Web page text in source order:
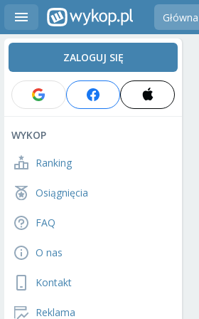
Główna
ZALOGUJ SIĘ
WYKOP
Ranking
Osiągnięcia
FAQ
O nas
Kontakt
Reklama